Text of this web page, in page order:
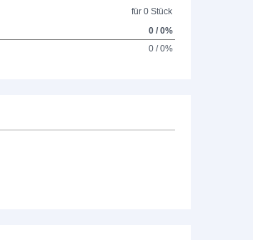
für 0 Stück
0 / 0%
0 / 0%